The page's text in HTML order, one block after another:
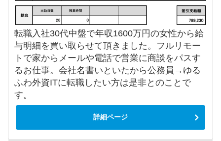
転職入社30代中盤で年収1600万円の女性から給
与明細を買い取らせて頂きました。フルリモー
トで家からメールや電話で営業に商談をパスす
るお仕事。会社名書いといたから公務員→ゆる
ふわ外資ITに転職したい方は是非とのことで
す。
詳細ページ